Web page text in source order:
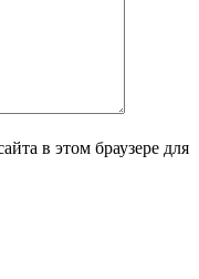
в этом браузере для